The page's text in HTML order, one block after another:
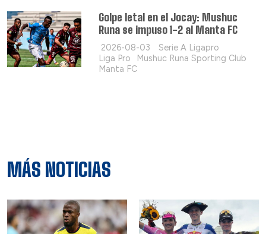
Golpe letal en el Jocay: Mushuc
Runa se impuso 1-2 al Manta FC
2026-08-03
Serie A Ligapro
Liga Pro
Mushuc Runa Sporting Club
Manta FC
MÁS NOTICIAS